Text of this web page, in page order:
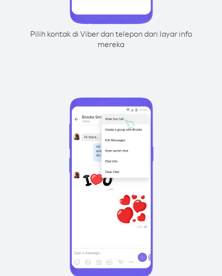
Pilih kontak di Viber dan telepon dari layar info
mereka